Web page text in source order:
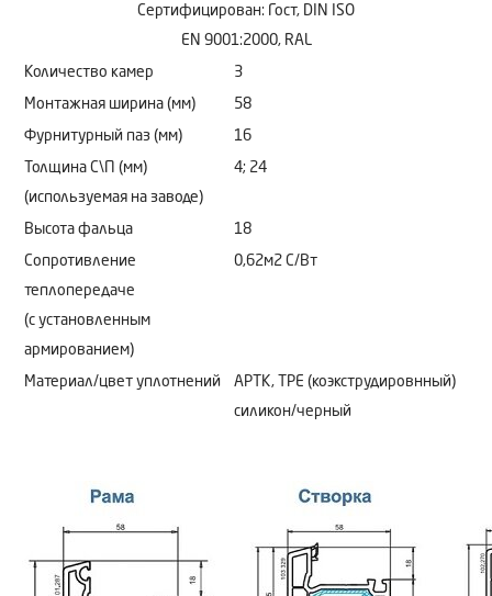
Сертифицирован: Гост, DIN ISO
EN 9001:2000, RAL
Количество камер 3
Монтажная ширина (мм) 58
Фурнитурный паз (мм) 16
Толщина С\П (мм)
(используемая на заводе)
4; 24
Высота фальца 18
Сопротивление
теплопередаче
(с установленным
армированием)
0,62м2 C/Bт
Материал/цвет уплотнений
АРТК, ТРЕ (коэкструдировнный)
силикон/черный